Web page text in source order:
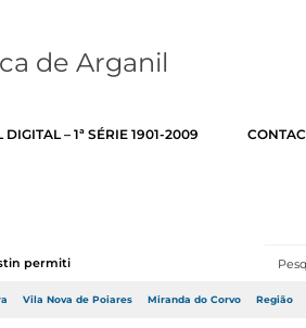
– 1ª SÉRIE 1901-2009
permitir a adj...
Vila Nova de Poiares Miranda do Corvo Região